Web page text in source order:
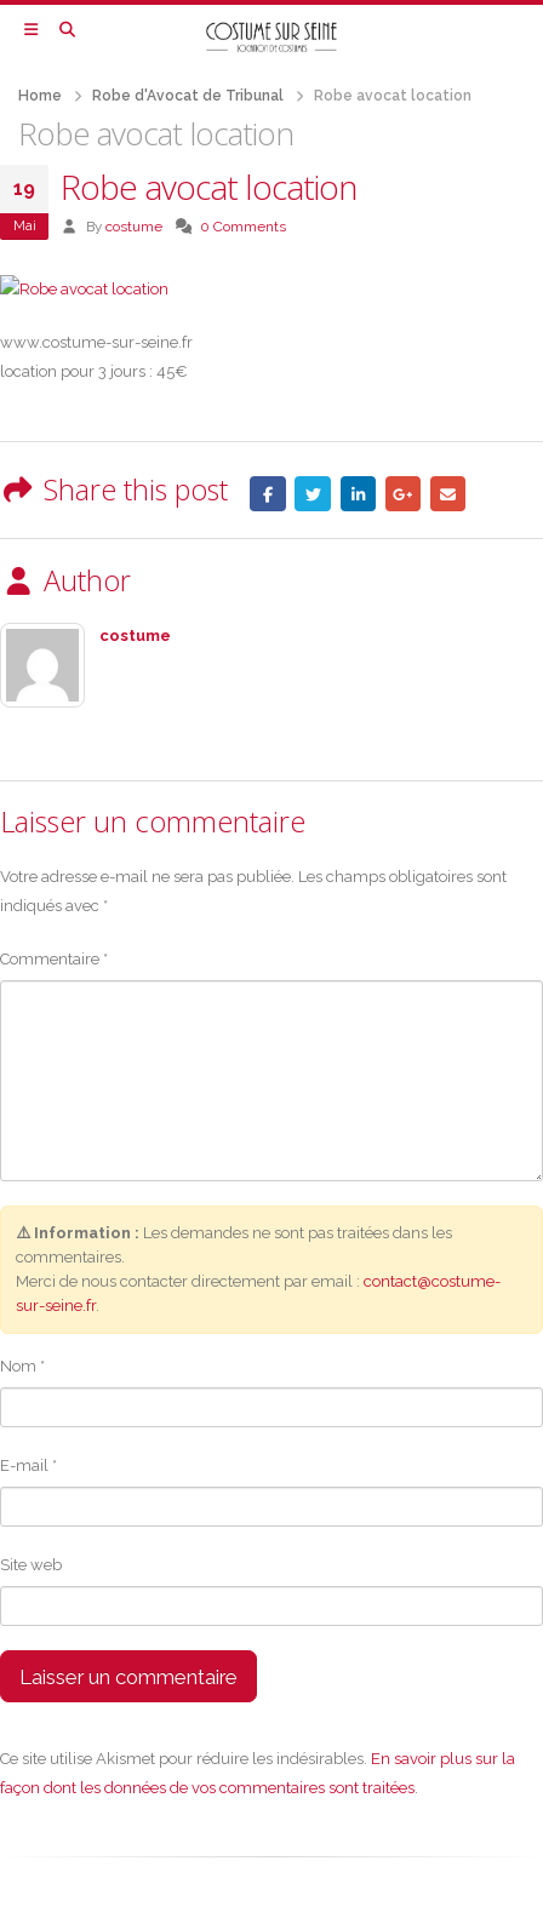
Home Robe d'Avocat de Tribunal Robe avocat location
Robe avocat location
19
Mai
Robe avocat location
By costume 0 Comments
www.costume-sur-seine.fr
location pour 3 jours : 45€
Share this post
Author
costume
Laisser un commentaire
Votre adresse e-mail ne sera pas publiée. Les champs obligatoires sont
indiqués avec *
Commentaire *
⚠️ Information : Les demandes ne sont pas traitées dans les
commentaires.
Merci de nous contacter directement par email : contact@costume-
sur-seine.fr.
Nom *
E-mail *
Site web
Ce site utilise Akismet pour réduire les indésirables. En savoir plus sur la
façon dont les données de vos commentaires sont traitées.